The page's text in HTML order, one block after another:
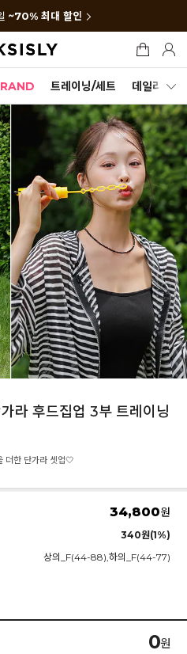
~70% 최대 할인
트레이닝/세트 데일리세트
라 후드집업 3부 트레이닝
더한 단가라 셋업🤍
34,800원
340원(1%)
상의_F(44-88),하의_F(44-77)
0원